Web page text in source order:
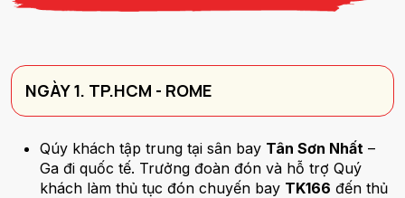
NGÀY 1. TP.HCM - ROME
Qúy khách tập trung tại sân bay Tân Sơn Nhất –
Ga đi quốc tế. Trưởng đoàn đón và hỗ trợ Quý
khách làm thủ tục đón chuyến bay TK166 đến thủ